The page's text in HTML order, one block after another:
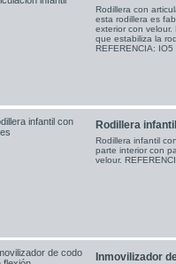
Rodillera con
esta rodillera es
exterior con
que estabiliza la
REFERENCIA: IO5
Rodillera
Rodillera infantil
parte interior con
velour.
Inmovilizador